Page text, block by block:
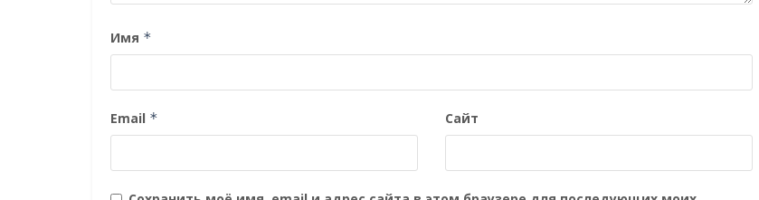
Имя *
Email * Сайт